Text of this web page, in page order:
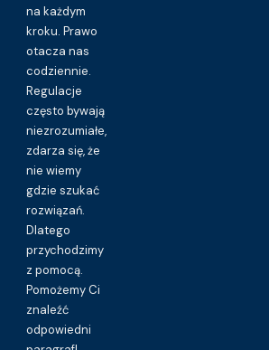
na każdym
kroku. Prawo
otacza nas
codziennie.
Regulacje
często bywają
niezrozumiałe,
zdarza się, że
nie wiemy
gdzie szukać
rozwiązań.
Dlatego
przychodzimy
z pomocą.
Pomożemy Ci
znaleźć
odpowiedni